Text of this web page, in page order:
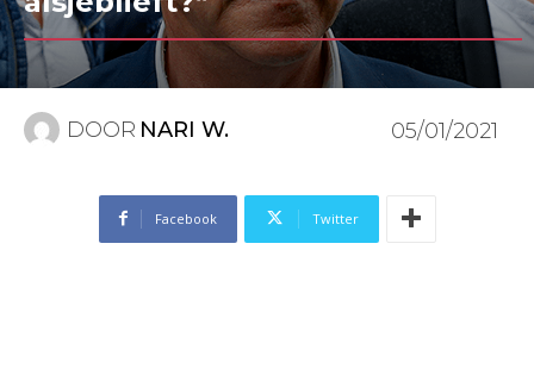
DOOR NARI W. 05/01/2021
Facebook Twitter